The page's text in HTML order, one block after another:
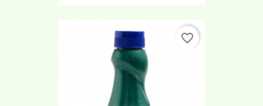
favorite_border